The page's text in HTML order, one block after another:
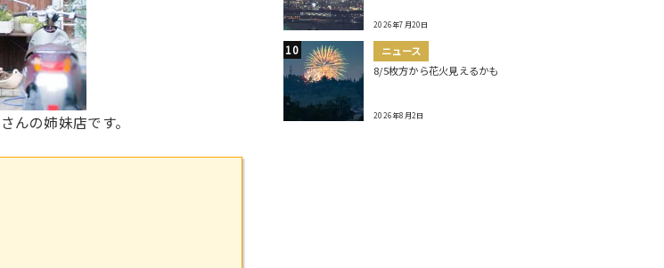
さんの姉妹店です。
2026年7月20日
ニュース
8/5枚方から花火見えるかも
2026年8月2日